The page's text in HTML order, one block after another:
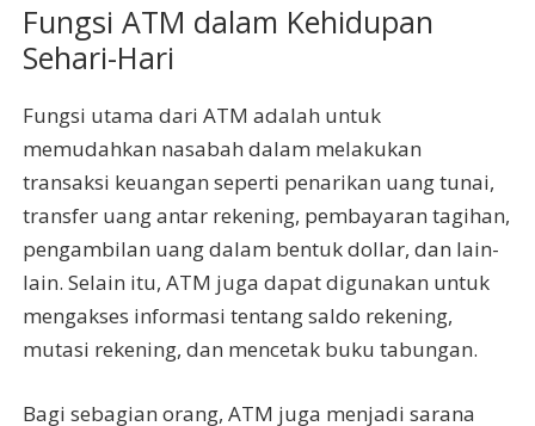
Fungsi ATM dalam Kehidupan
Sehari-Hari
Fungsi utama dari ATM adalah untuk
memudahkan nasabah dalam melakukan
transaksi keuangan seperti penarikan uang tunai,
transfer uang antar rekening, pembayaran tagihan,
pengambilan uang dalam bentuk dollar, dan lain-
lain. Selain itu, ATM juga dapat digunakan untuk
mengakses informasi tentang saldo rekening,
mutasi rekening, dan mencetak buku tabungan.
Bagi sebagian orang, ATM juga menjadi sarana